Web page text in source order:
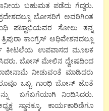
ಬಹುಮತ ಪಡೆದು ಗೆದ್ದರು.
ಬೋಸರಿಗೆ ಅವರಿಗಿಂತ
ಪಟ್ಟಾಭಿಯವರ ಸೋಲು ತನ್ನ
ಕಾಂಗ್ರೆಸ್ ಅಧಿವೇಶನದಲ್ಲೂ
ಕೀಟಲೆಯ ಉಪವಾಸದ ಮೂಲಕ
ಬೋಸ್ ಮೇಲಿನ ದ್ವೇಷದಿಂದ
ನೀಡುವಂತೆ ಮಾಡಿದರು
ಒಬ್ಬ. ಗಾಂಧಿ ಬೋಸ್ ಜೊತೆ
ಬಗೆಬಗೆಯಾಗಿ ನಿಂದಿಸಿದರು.
ಸ್ಥಾನಕ್ಕೂ, ಕಾರ್ಯಕಾರಿಣಿಗೂ